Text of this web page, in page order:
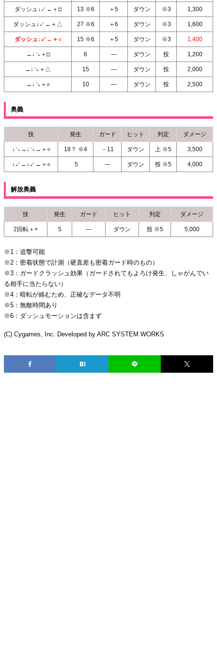
ダッシュ↓↙←＋□ 13 ※6 ＋5 ダウン ※3 1,300
ダッシュ↓↙←＋△ 27 ※6 ＋6 ダウン ※3 1,600
ダッシュ↓↙←＋○ 15 ※6 ＋5 ダウン ※3 1,400
→↓↘＋□ 6 ― ダウン 投 1,200
→↓↘＋△ 15 ― ダウン 投 2,000
→↓↘＋○ 10 ― ダウン 投 2,500
奥義
技 発生 ガード ヒット 判定 ダメージ
↓↘→↓↘→＋○ 18？ ※4 －11 ダウン 上 ※5 3,500
↓↙←↓↙←＋○ 5 ― ダウン 投 ※5 4,000
解放奥義
技 発生 ガード ヒット 判定 ダメージ
2回転＋× 5 ― ダウン 投 ※5 5,000
※1：追撃可能
※2：密着状態で計測（硬直差も密着ガード時のもの）
※3：ガードクラッシュ効果（ガードされてもよろけ発生、しゃがんでい
る相手に当たらない）
※4：暗転が絡むため、正確なデータ不明
※5：無敵時間あり
※6：ダッシュモーションは含まず
(C) Cygames, Inc. Developed by ARC SYSTEM WORKS